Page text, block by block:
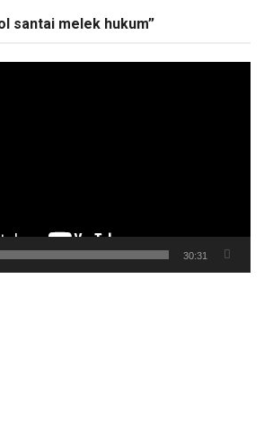
santai melek hukum”
30:31